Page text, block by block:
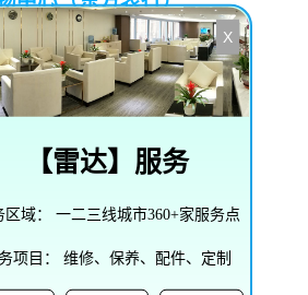
X
【雷达】服务
域： 一二三线城市360+家服务点
项目： 维修、保养、配件、定制